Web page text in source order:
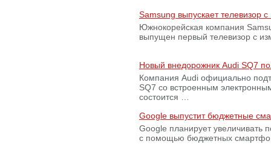
Samsung выпускает телевизор
Южнокорейская компания
выпущен первый телевизор с
Новый внедорожник Audi SQ7
Компания Audi официально
SQ7 со встроенным
состоится …
Google выпустит бюджетные
Google планирует увеличивать
с помощью бюджетных